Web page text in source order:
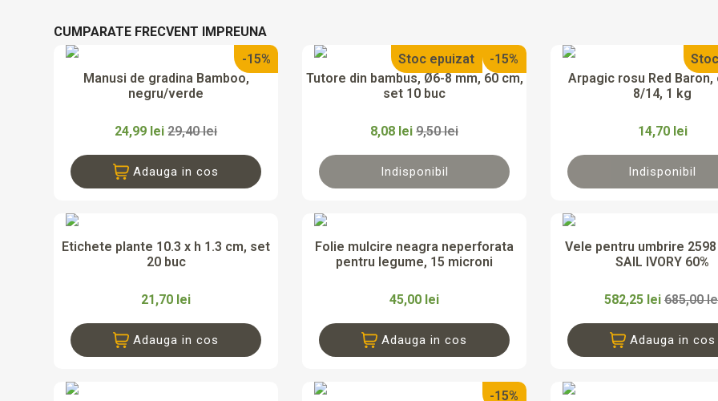
CUMPARATE FRECVENT IMPREUNA
 Vizualizare rapida
Manusi de gradina Bamboo,
negru/verde
24,99 lei29,40 lei
-15%
Adauga in cos
 Vizualizare rapida
Tutore din bambus, Ø6-8 mm, 60 cm,
set 10 buc
8,08 lei9,50 lei
-15%
Stoc epuizat
Indisponibil
 Vizualizare
Arpagic rosu Red Baron,
8/14, 1 kg
14,70 lei
Indisponibil
 Vizualizare rapida
Etichete plante 10.3 x h 1.3 cm, set
20 buc
21,70 lei
Adauga in cos
 Vizualizare rapida
Folie mulcire neagra neperforata
pentru legume, 15 microni
45,00 lei
Adauga in cos
 Vizualizare
Vele pentru umbrire 2598
SAIL IVORY 60%
582,25 lei 685,00
Adauga in cos
-15%